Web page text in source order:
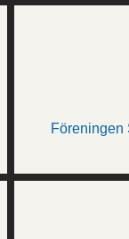
Föreningen